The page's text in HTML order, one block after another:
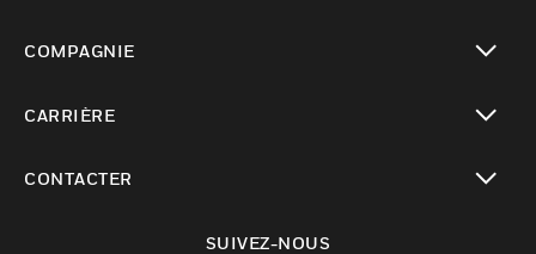
COMPAGNIE
CARRIÈRE
CONTACTER
SUIVEZ-NOUS